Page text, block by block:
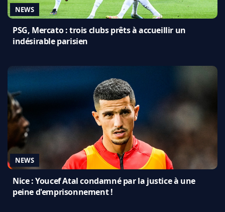
NEWS
PSG, Mercato : trois clubs prêts à accueillir un
indésirable parisien
NEWS
Nice : Youcef Atal condamné par la justice à une
peine d'emprisonnement !